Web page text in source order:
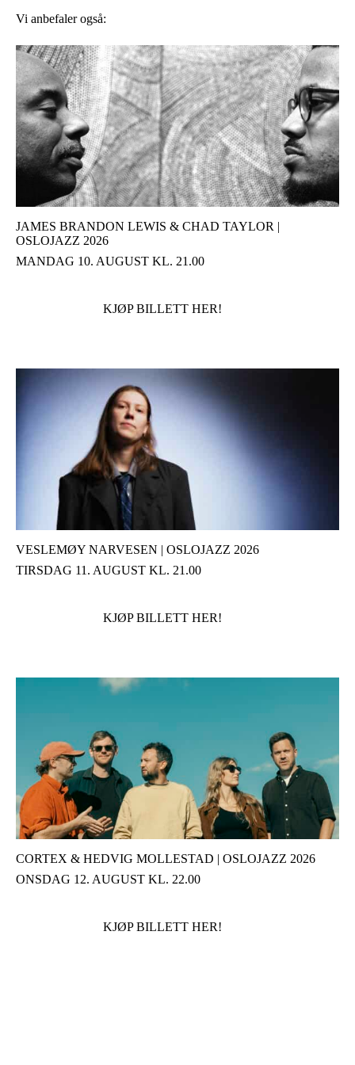
Vi anbefaler også:
JAMES BRANDON LEWIS & CHAD TAYLOR |
OSLOJAZZ 2026
MANDAG 10. AUGUST KL. 21.00
KJØP BILLETT HER!
VESLEMØY NARVESEN | OSLOJAZZ 2026
TIRSDAG 11. AUGUST KL. 21.00
KJØP BILLETT HER!
CORTEX & HEDVIG MOLLESTAD | OSLOJAZZ 2026
ONSDAG 12. AUGUST KL. 22.00
KJØP BILLETT HER!